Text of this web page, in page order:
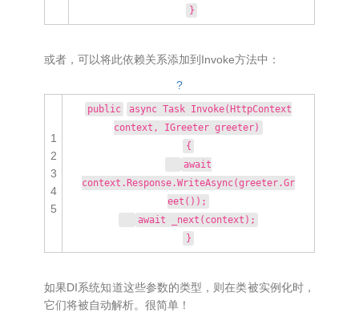
}
或者，可以将此依赖关系添加到Invoke方法中：
?
1
2
3
4
5
public
async Task Invoke(HttpContext
context, IGreeter greeter)
{
await
context.Response.WriteAsync(greeter.Gr
eet());
await _next(context);
}
如果DI系统知道这些参数的类型，则在类被实例化时，
它们将被自动解析。很简单！